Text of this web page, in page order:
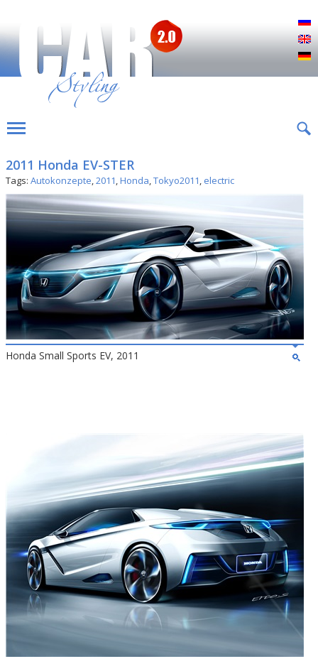
2011 Honda EV-STER
Tags: Autokonzepte,2011,Honda,Tokyo2011, electric
Honda Small Sports EV, 2011